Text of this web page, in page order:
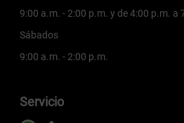
9:00 a.m. - 2:00 p.m. y de 4:00 p.m. a
Sábados
9:00 a.m. - 2:00 p.m.
Servicio